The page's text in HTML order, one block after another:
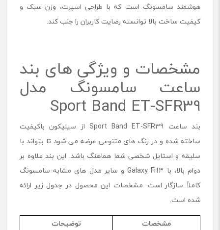
o
r
E
T
-
S
F
3
9
ن
ا
G
هوشمند سامسونگ است که با طراحی اسپرت، وزن سبک و
کیفیت ساخت بالا توانسته رضایت کاربران را جلب کند.
مشخصات و ویژگی های بند
ساعت سامسونگ مدل
Sport Band ET-SFR39
بند ساعت Sport Band ET-SFR39 از سیلیکون باکیفیت
ساخته شده و در رنگ های متنوعی عرضه می شود تا بتواند با
سلیقه و استایل شخصی شما هماهنگ باشد. این بند علاوه بر
دوام بالا، با Galaxy Fit3 و سایر مدل های مشابه سامسونگ
کاملاً سازگار است. مشخصات این محصول در جدول زیر ارائه
شده است.
مشخصات
توضیحات